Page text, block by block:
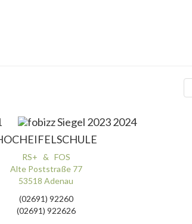
RS+ & FOS
Alte Poststraße 77
53518 Adenau
(02691) 92260
(02691) 922626